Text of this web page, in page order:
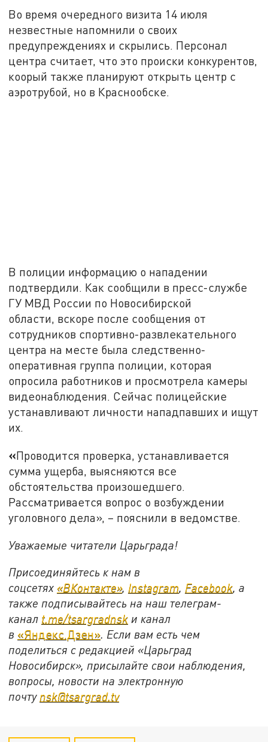
Во время очередного визита 14 июля
незвестные напомнили о своих
предупреждениях и скрылись. Персонал
центра считает, что это происки конкурентов,
коорый также планируют открыть центр с
аэротрубой, но в Краснообске.
В полиции информацию о нападении
подтвердили. Как сообщили в пресс-службе
ГУ МВД России по Новосибирской
области, вскоре после сообщения от
сотрудников спортивно-развлекательного
центра на месте была следственно-
оперативная группа полиции, которая
опросила работников и просмотрела камеры
видеонаблюдения. Сейчас полицейские
устанавливают личности нападпавших и ищут
их.
«Проводится проверка, устанавливается
сумма ущерба, выясняются все
обстоятельства произошедшего.
Рассматривается вопрос о возбуждении
уголовного дела», – пояснили в ведомстве.
Уважаемые читатели Царьграда!
Присоединяйтесь к нам в
соцсетях «ВКонтакте», Instagram, Facebook, а
также подписывайтесь на наш телеграм-
канал t.me/tsargradnsk и канал
в «Яндекс.Дзен». Если вам есть чем
поделиться с редакцией «Царьград
Новосибирск», присылайте свои наблюдения,
вопросы, новости на электронную
почту nsk@tsargrad.tv